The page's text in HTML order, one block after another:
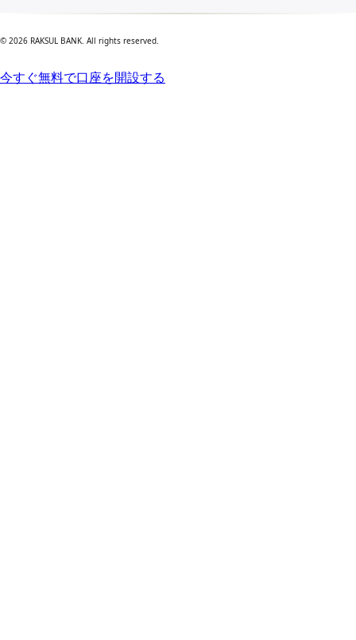
© 2026 RAKSUL BANK. All rights reserved.
今すぐ無料で口座を開設する